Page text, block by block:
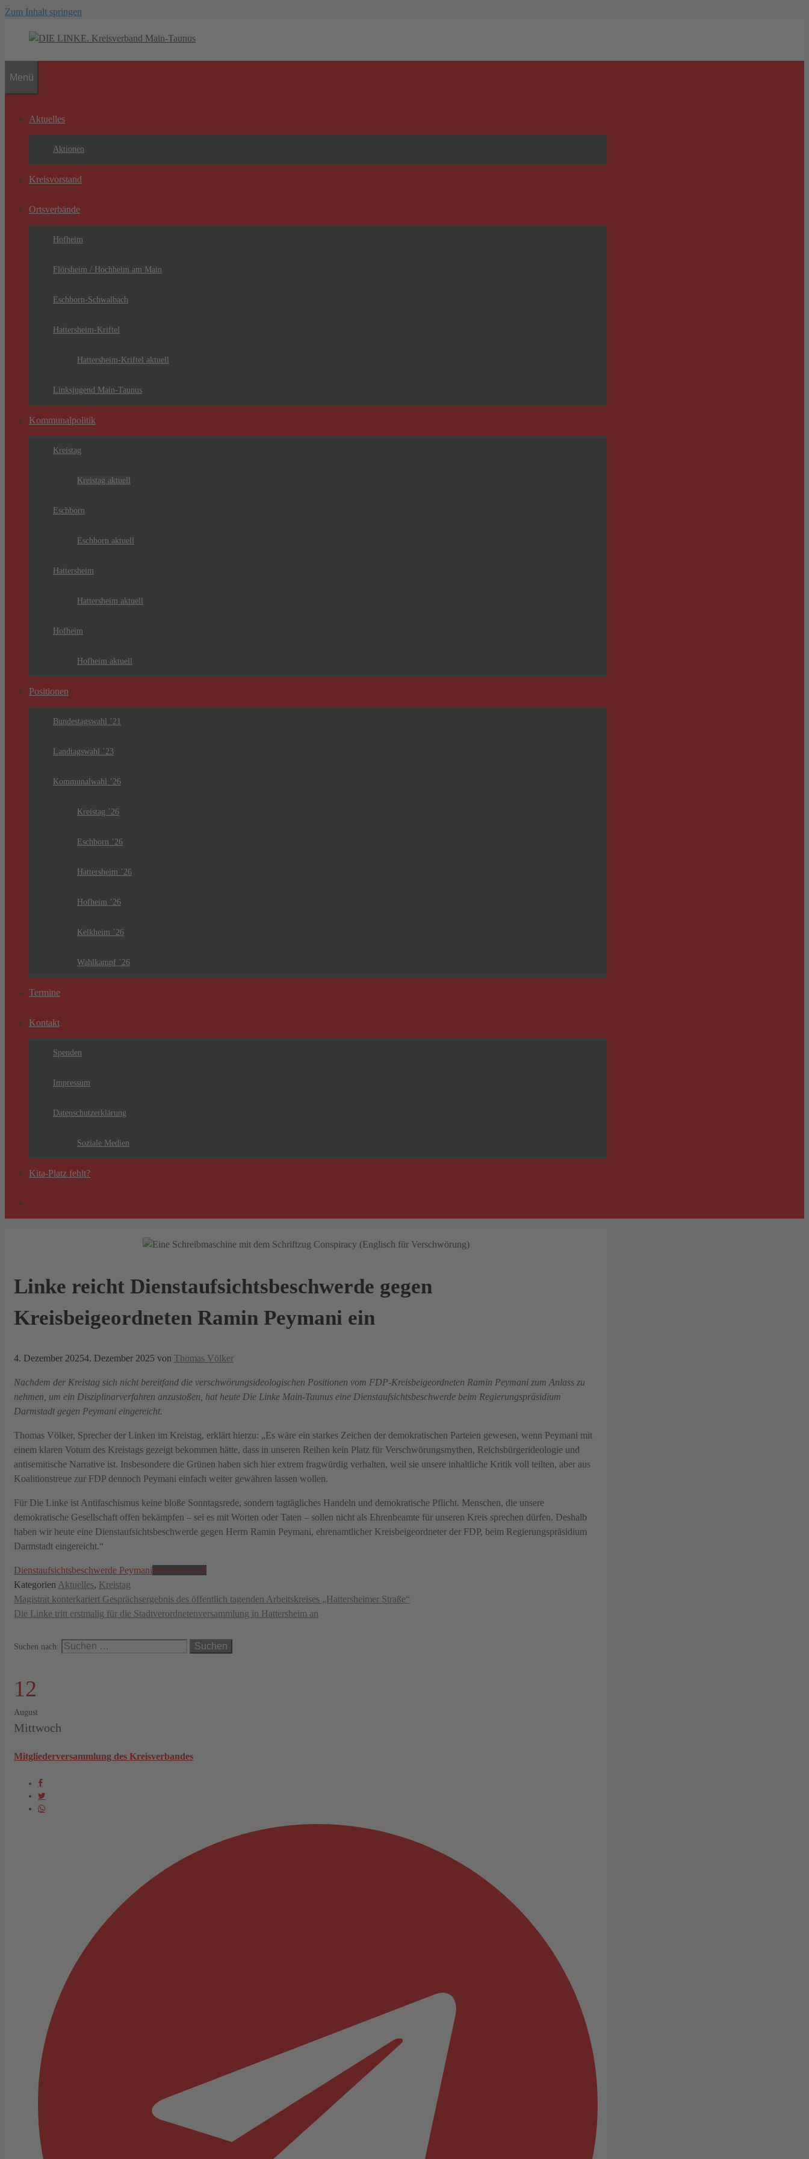
Zum Inhalt springen
Menü
Aktuelles
Aktionen
Kreisvorstand
Ortsverbände
Hofheim
Flörsheim / Hochheim am Main
Eschborn-Schwalbach
Hattersheim-Kriftel
Hattersheim-Kriftel aktuell
Linksjugend Main-Taunus
Kommunalpolitik
Kreistag
Kreistag aktuell
Eschborn
Eschborn aktuell
Hattersheim
Hattersheim aktuell
Hofheim
Hofheim aktuell
Positionen
Bundestagswahl ’21
Landtagswahl ’23
Kommunalwahl ’26
Kreistag ’26
Eschborn ’26
Hattersheim ’26
Hofheim ’26
Kelkheim ’26
Wahlkampf ’26
Termine
Kontakt
Spenden
Impressum
Datenschutzerklärung
Soziale Medien
Kita-Platz fehlt?
Linke reicht Dienstaufsichtsbeschwerde gegen
Kreisbeigeordneten Ramin Peymani ein
4. Dezember 20254. Dezember 2025 von Thomas Völker
Nachdem der Kreistag sich nicht bereitfand die verschwörungsideologischen Positionen vom FDP-Kreisbeigeordneten Ramin Peymani zum Anlass zu
nehmen, um ein Disziplinarverfahren anzustoßen, hat heute Die Linke Main-Taunus eine Dienstaufsichtsbeschwerde beim Regierungspräsidium
Darmstadt gegen Peymani eingereicht.
Thomas Völker, Sprecher der Linken im Kreistag, erklärt hierzu: „Es wäre ein starkes Zeichen der demokratischen Parteien gewesen, wenn Peymani mit
einem klaren Votum des Kreistags gezeigt bekommen hätte, dass in unseren Reihen kein Platz für Verschwörungsmythen, Reichsbürgerideologie und
antisemitische Narrative ist. Insbesondere die Grünen haben sich hier extrem fragwürdig verhalten, weil sie unsere inhaltliche Kritik voll teilten, aber aus
Koalitionstreue zur FDP dennoch Peymani einfach weiter gewähren lassen wollen.
Für Die Linke ist Antifaschismus keine bloße Sonntagsrede, sondern tagtägliches Handeln und demokratische Pflicht. Menschen, die unsere
demokratische Gesellschaft offen bekämpfen – sei es mit Worten oder Taten – sollen nicht als Ehrenbeamte für unseren Kreis sprechen dürfen. Deshalb
haben wir heute eine Dienstaufsichtsbeschwerde gegen Herrn Ramin Peymani, ehrenamtlicher Kreisbeigeordneter der FDP, beim Regierungspräsidium
Darmstadt eingereicht.“
Dienstaufsichtsbeschwerde PeymaniHerunterladen
Kategorien Aktuelles, Kreistag
Magistrat konterkariert Gesprächsergebnis des öffentlich tagenden Arbeitskreises „Hattersheimer Straße“
Die Linke tritt erstmalig für die Stadtverordnetenversammlung in Hattersheim an
Suchen nach:
12
August
Mittwoch
Mitgliederversammlung des Kreisverbandes